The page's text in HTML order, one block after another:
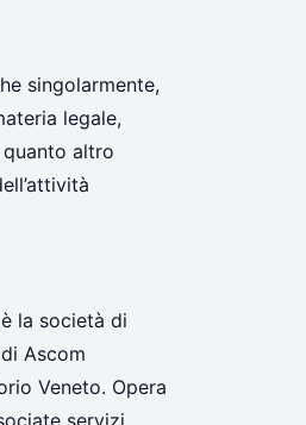
singolarmente,
legale,
altro
è la società di
Ascom
Veneto. Opera
servizi